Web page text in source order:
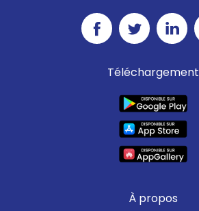
Téléchargement
À propos